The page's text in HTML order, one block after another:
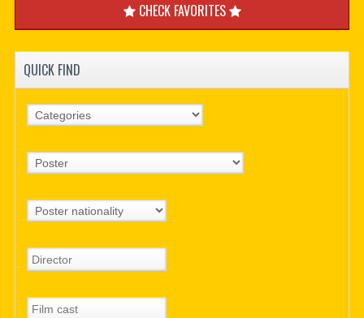
CHECK FAVORITES
QUICK FIND